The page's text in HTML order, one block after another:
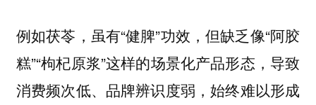
例如茯苓，虽有“健脾”功效，但缺乏像“阿胶
糕”“枸杞原浆”这样的场景化产品形态，导致
消费频次低、品牌辨识度弱，始终难以形成